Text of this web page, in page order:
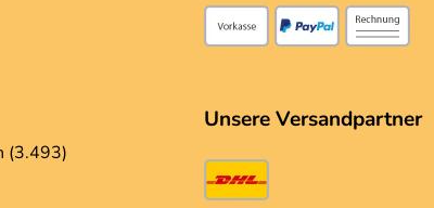
(3.493)
Unsere Versandpartner